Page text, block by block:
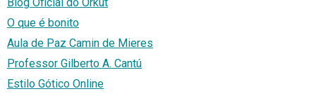
O que é bonito
Aula de Paz Camin de Mieres
Professor Gilberto A. Cantú
Estilo Gótico Online